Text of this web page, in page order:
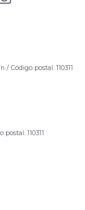
Código postal: 110311
110311